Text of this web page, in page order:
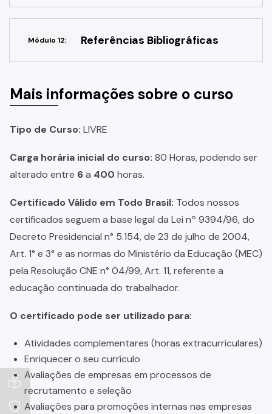
Módulo 12: Referências Bibliográficas
Mais informações sobre o curso
Tipo de Curso: LIVRE
Carga horária inicial do curso: 80 Horas, podendo ser
alterado entre 6a 400 horas.
Certificado Válido em Todo Brasil: Todos nossos
certificados seguem a base legal da Lei nº 9394/96, do
Decreto Presidencial n° 5.154, de 23 de julho de 2004,
Art. 1° e 3° e as normas do Ministério da Educação (MEC)
pela Resolução CNE n° 04/99, Art. 11, referente a
educação continuada do trabalhador.
O certificado pode ser utilizado para:
Atividades complementares (horas extracurriculares)
Enriquecer o seu currículo
Avaliações de empresas em processos de
recrutamento e seleção
Avaliações para promoções internas nas empresas